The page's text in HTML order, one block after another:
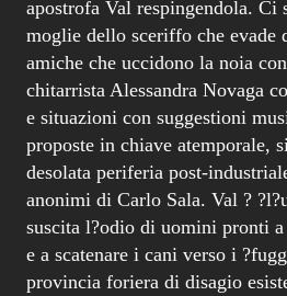
apostrofa Val respingendola. Ci
moglie dello sceriffo che evade
amiche che uccidono la noia
chitarrista Alessandra Novaga
e situazioni con suggestioni
proposte in chiave atemporale,
desolata periferia post-
anonimi di Carlo Sala. Val ?
suscita l?odio di uomini pronti
e a scatenare i cani verso i
provincia foriera di disagio